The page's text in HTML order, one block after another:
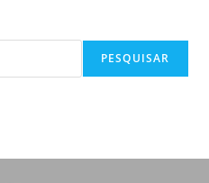
PESQUISAR